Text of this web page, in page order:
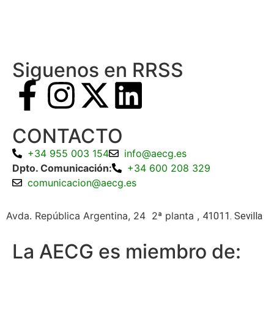
Siguenos en RRSS
CONTACTO
+34 955 003 154
info@aecg.es
Dpto. Comunicación:
+34 600 208 329
comunicacion@aecg.es
Avda. República Argentina, 24 2ª planta , 41011. Sevilla
La AECG es miembro de: